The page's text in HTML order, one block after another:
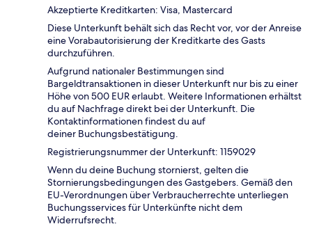
Akzeptierte Kreditkarten: Visa, Mastercard
Diese Unterkunft behält sich das Recht vor, vor der Anreise
eine Vorabautorisierung der Kreditkarte des Gasts
durchzuführen.
Aufgrund nationaler Bestimmungen sind
Bargeldtransaktionen in dieser Unterkunft nur bis zu einer
Höhe von 500 EUR erlaubt. Weitere Informationen erhältst
du auf Nachfrage direkt bei der Unterkunft. Die
Kontaktinformationen findest du auf
deiner Buchungsbestätigung.
Registrierungsnummer der Unterkunft: 1159029
Wenn du deine Buchung stornierst, gelten die
Stornierungsbedingungen des Gastgebers. Gemäß den
EU-Verordnungen über Verbraucherrechte unterliegen
Buchungsservices für Unterkünfte nicht dem
Widerrufsrecht.